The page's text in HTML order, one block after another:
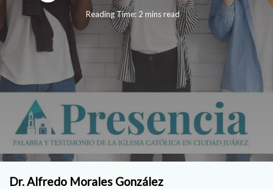
Reading Time: 2 mins read
Dr. Alfredo Morales González